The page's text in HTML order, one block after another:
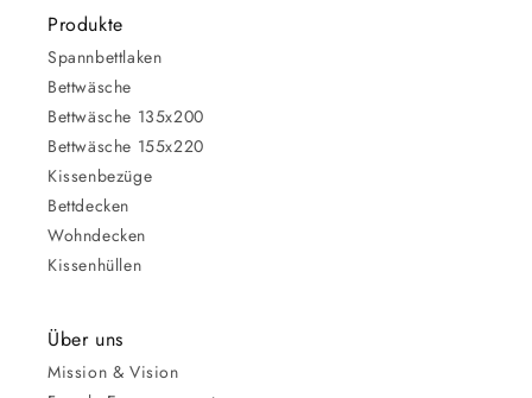
Produkte
Spannbettlaken
Bettwäsche
Bettwäsche 135x200
Bettwäsche 155x220
Kissenbezüge
Bettdecken
Wohndecken
Kissenhüllen
Über uns
Mission & Vision